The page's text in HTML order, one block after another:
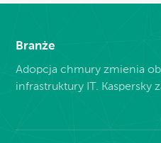
Branże
Adopcja chmury zmienia
infrastruktury IT. Kaspersky